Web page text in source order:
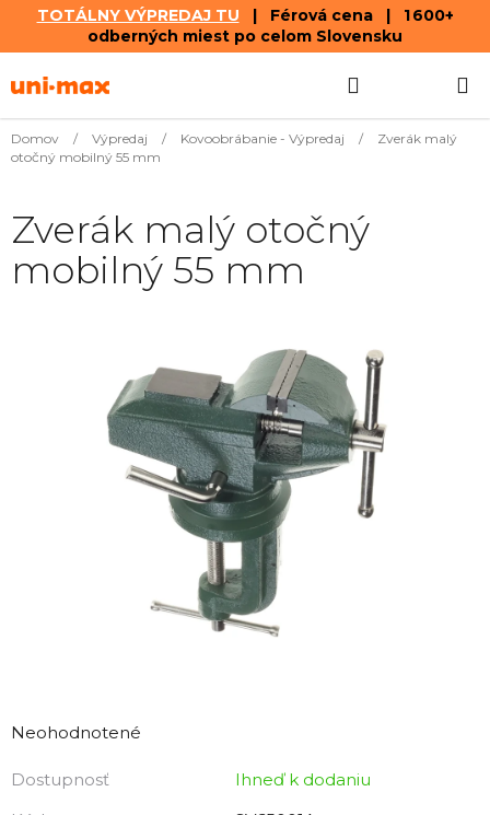
TOTÁLNY VÝPREDAJ TU | Férová cena | 1 600+
odberných miest po celom Slovensku
na
KOŠÍK
Domov / Výpredaj / Kovoobrábanie - Výpredaj /
Zverák malý
otočný mobilný 55 mm
hodnotenie
je
Neohodnotené
Dostupnosť
Ihneď k dodaniu
Zverák malý otočný
mobilný 55 mm